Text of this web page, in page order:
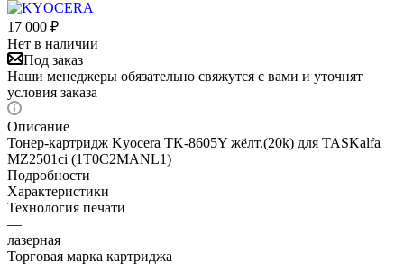
17 000 ₽
Нет в наличии
Под заказ
Наши менеджеры обязательно свяжутся с вами и уточнят
условия заказа
Описание
Тонер-картридж Kyocera TK-8605Y жёлт.(20k) для TASKalfa
MZ2501ci (1T0C2MANL1)
Подробности
Характеристики
Технология печати
—
лазерная
Торговая марка картриджа